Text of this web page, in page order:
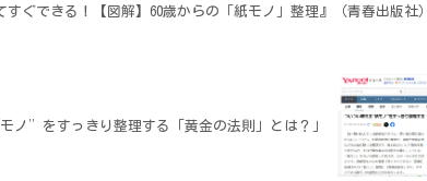
すぐできる！【図解】60歳からの「紙モノ」整理』（青春出版社）
ノ”をすっきり整理する「黄金の法則」とは？」